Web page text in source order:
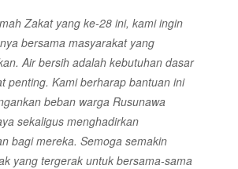
Zakat yang ke-28 ini, kami ingin
bersama masyarakat yang
Air bersih adalah kebutuhan dasar
penting. Kami berharap bantuan ini
beban warga Rusunawa
sekaligus menghadirkan
bagi mereka. Semoga semakin
yang tergerak untuk bersama-sama